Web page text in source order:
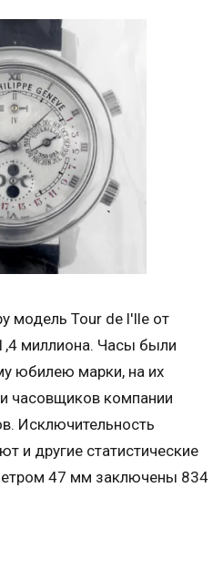
модель Tour de l'Ile от
миллиона. Часы были
юбилею марки, на их
часовщиков компании
Исключительность
и другие статистические
47 мм заключены 834